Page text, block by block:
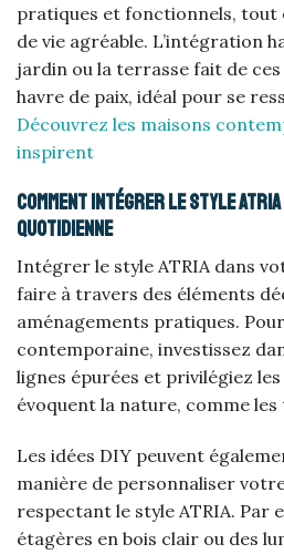
pratiques et fonctionnels, tout
de vie agréable. L’intégration
jardin ou la terrasse fait de
havre de paix, idéal pour se
Découvrez les maisons
inspirent
Comment intégrer le style
quotidienne
Intégrer le style ATRIA dans
faire à travers des éléments
aménagements pratiques.
contemporaine, investissez
lignes épurées et privilégiez
évoquent la nature, comme
Les idées DIY peuvent
manière de personnaliser
respectant le style ATRIA. Par
étagères en bois clair ou des